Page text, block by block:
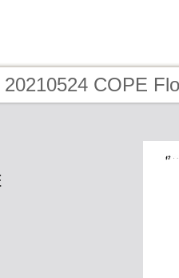
20210524 COPE